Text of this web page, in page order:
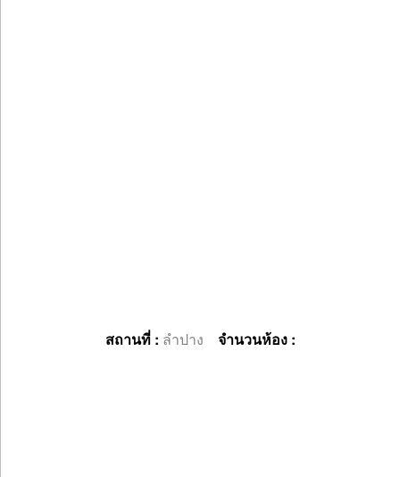
สถานที่ : ลำปาง จำนวนห้อง :